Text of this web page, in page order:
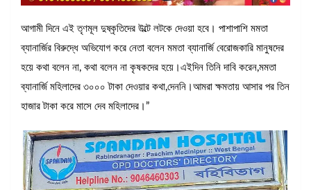
আগামী দিনে এই তৃণমূল দুষ্কৃতিদের উল্টে লটকে দেওয়া হবে। পাশাপাশি মমতা
ব্যানার্জির বিরুদ্ধে অভিযোগ করে নেতা বলেন মমতা ব্যানার্জি বেরোজকারি মানুষদের
হয়ে কথা বলেন না, কথা বলেন না কৃষকদের হয়ে।এইদিন তিনি দাবি করেন,মমতা
ব্যানার্জি মহিলাদের ৩০০০ টাকা দেওয়ার কথা,দেননি।আমরা ক্ষমতায় আসার পর তিন
হাজার টাকা করে মাসে দেব মহিলাদের।”